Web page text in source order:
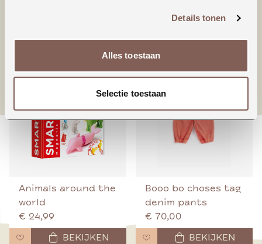
Details tonen
Alles toestaan
Selectie toestaan
Animals around the
world
€ 24,99
BEKIJKEN
Booo bo choses tag
denim pants
€ 70,00
BEKIJKEN